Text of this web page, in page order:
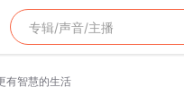
有智慧的生活